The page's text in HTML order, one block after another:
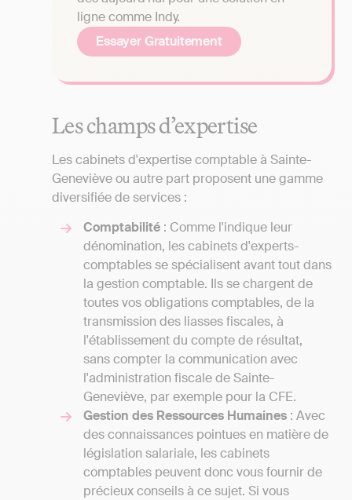
ligne comme Indy.
Essayer Gratuitement
Les champs d’expertise
Les cabinets d'expertise comptable à Sainte-
Geneviève ou autre part proposent une gamme
diversifiée de services :
Comptabilité : Comme l'indique leur
dénomination, les cabinets d'experts-
comptables se spécialisent avant tout dans
la gestion comptable. Ils se chargent de
toutes vos obligations comptables, de la
transmission des liasses fiscales, à
l'établissement du compte de résultat,
sans compter la communication avec
l'administration fiscale de Sainte-
Geneviève, par exemple pour la CFE.
Gestion des Ressources Humaines : Avec
des connaissances pointues en matière de
législation salariale, les cabinets
comptables peuvent donc vous fournir de
précieux conseils à ce sujet. Si vous